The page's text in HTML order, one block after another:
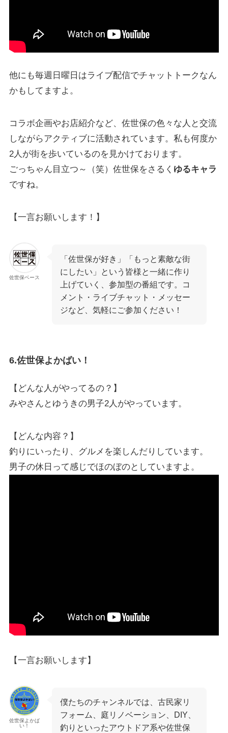
他にも毎週日曜日はライブ配信でチャットトークなん
かもしてますよ。
コラボ企画やお店紹介など、佐世保の色々な人と交流
しながらアクティブに活動されています。私も何度か
2人が街を歩いているのを見かけております。
ごっちゃん目立つ～（笑）佐世保をさるく ゆるキャラ
ですね。
【一言お願いします！】
佐世保ベース
「佐世保が好き」「もっと素敵な街
にしたい」という皆様と一緒に作り
上げていく、参加型の番組です。コ
メント・ライブチャット・メッセー
ジなど、気軽にご参加ください！
6.佐世保よかばい！
【どんな人がやってるの？】
みやさんとゆうきの男子2人がやっています。
【どんな内容？】
釣りにいったり、グルメを楽しんだりしています。
男子の休日って感じでほのぼのとしていますよ。
【一言お願いします】
佐世保よかば
い！
僕たちのチャンネルでは、古民家リ
フォーム、庭リノベーション、DIY、
釣りといったアウトドア系や佐世保